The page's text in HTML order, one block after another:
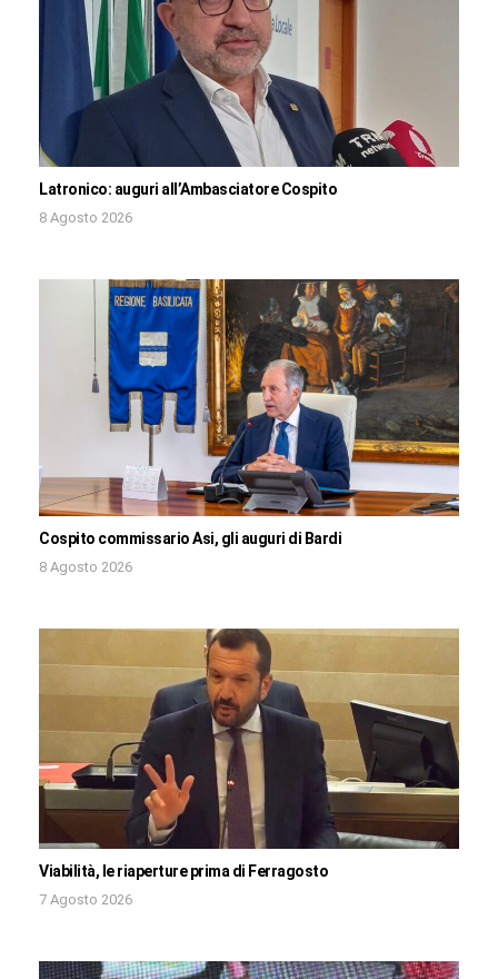
Latronico: auguri all’Ambasciatore Cospito
8 Agosto 2026
Cospito commissario Asi, gli auguri di Bardi
8 Agosto 2026
Viabilità, le riaperture prima di Ferragosto
7 Agosto 2026